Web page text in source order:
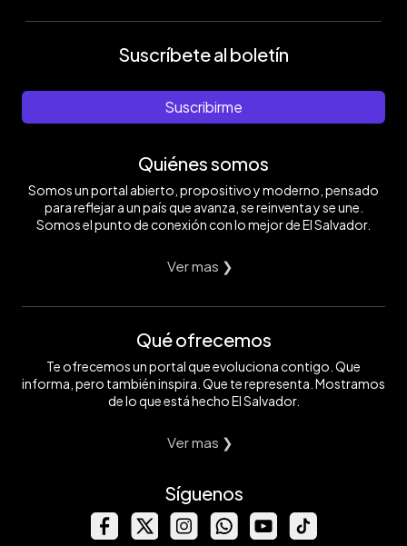
Suscríbete al boletín
Suscribirme
Quiénes somos
Somos un portal abierto, propositivo y moderno, pensado
para reflejar a un país que avanza, se reinventa y se une.
Somos el punto de conexión con lo mejor de El Salvador.
Ver mas ❯
Qué ofrecemos
Te ofrecemos un portal que evoluciona contigo. Que
informa, pero también inspira. Que te representa. Mostramos
de lo que está hecho El Salvador.
Ver mas ❯
Síguenos